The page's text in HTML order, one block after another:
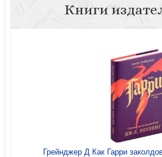
Жизнь и вечность: 15 бесед о
Книги
Грейнджер Д Как Гарри